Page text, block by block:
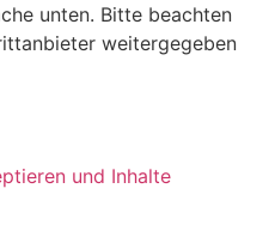
unten. Bitte beachten
weitergegeben
und Inhalte